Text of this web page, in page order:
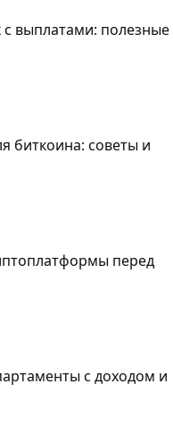
с выплатами: полезные
биткоина: советы и
перед
с доходом и